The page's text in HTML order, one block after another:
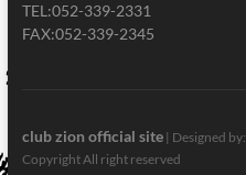
TEL:052-339-2331
FAX:052-339-2345
club zion official site| Designed by:
Copyright All right reserved